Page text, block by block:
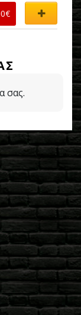
€
σας.